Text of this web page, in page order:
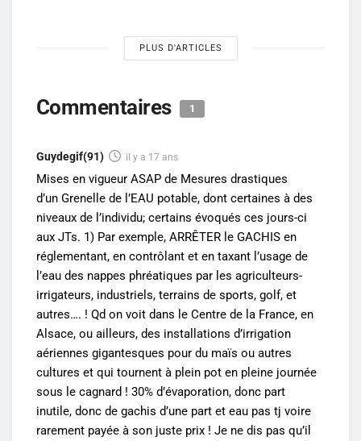
PLUS D'ARTICLES
Commentaires 1
Guydegif(91) il y a 17 ans
Mises en vigueur ASAP de Mesures drastiques
d’un Grenelle de l’EAU potable, dont certaines à des
niveaux de l’individu; certains évoqués ces jours-ci
aux JTs. 1) Par exemple, ARRÊTER le GACHIS en
réglementant, en contrôlant et en taxant l’usage de
l’eau des nappes phréatiques par les agriculteurs-
irrigateurs, industriels, terrains de sports, golf, et
autres…. ! Qd on voit dans le Centre de la France, en
Alsace, ou ailleurs, des installations d’irrigation
aériennes gigantesques pour du maïs ou autres
cultures et qui tournent à plein pot en pleine journée
sous le cagnard ! 30% d’évaporation, donc part
inutile, donc de gachis d’une part et eau pas tj voire
rarement payée à son juste prix ! Je ne dis pas qu’il